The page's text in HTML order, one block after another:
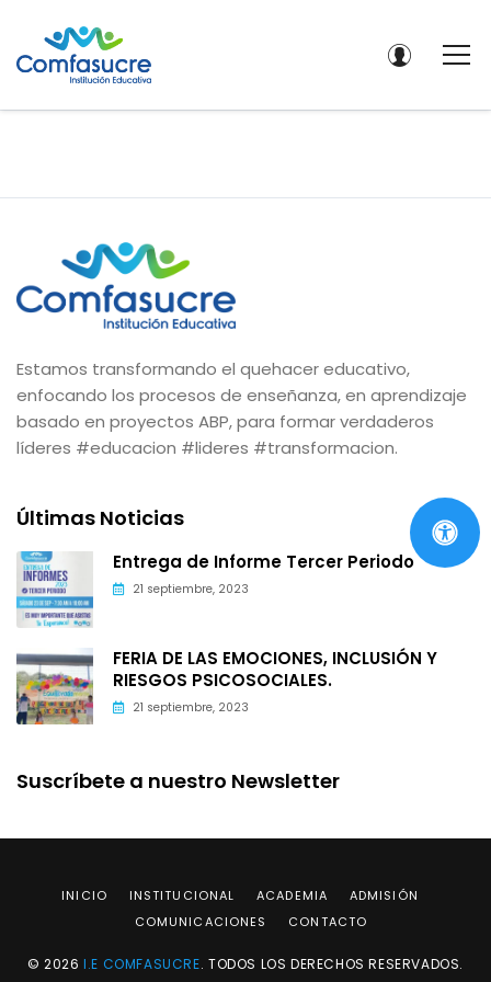
Estamos transformando el quehacer educativo,
enfocando los procesos de enseñanza, en aprendizaje
basado en proyectos ABP, para formar verdaderos
líderes #educacion #lideres #transformacion.
Últimas Noticias
Entrega de Informe Tercer Periodo
21 septiembre, 2023
FERIA DE LAS EMOCIONES, INCLUSIÓN Y
RIESGOS PSICOSOCIALES.
21 septiembre, 2023
Suscríbete a nuestro Newsletter
INICIO INSTITUCIONAL ACADEMIA
ADMISIÓN
COMUNICACIONES
CONTACTO
© 2026I.E COMFASUCRE. TODOS LOS DERECHOS RESERVADOS.